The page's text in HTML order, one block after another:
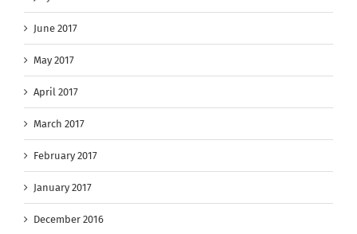
June 2017
May 2017
April 2017
March 2017
February 2017
January 2017
December 2016